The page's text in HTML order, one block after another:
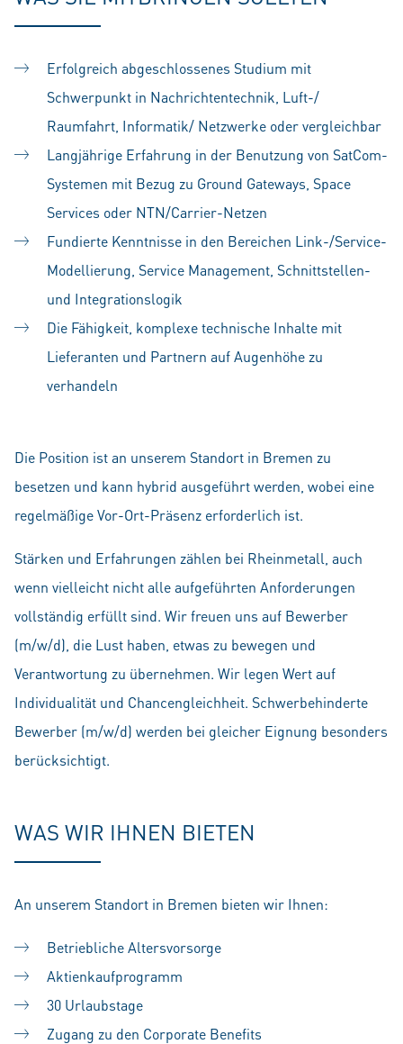
Erfolgreich abgeschlossenes Studium mit
Schwerpunkt in Nachrichtentechnik, Luft-/
Raumfahrt, Informatik/ Netzwerke oder vergleichbar
Langjährige Erfahrung in der Benutzung von SatCom-
Systemen mit Bezug zu Ground Gateways, Space
Services oder NTN/Carrier-Netzen
Fundierte Kenntnisse in den Bereichen Link-/Service-
Modellierung, Service Management, Schnittstellen-
und Integrationslogik
Die Fähigkeit, komplexe technische Inhalte mit
Lieferanten und Partnern auf Augenhöhe zu
verhandeln
Die Position ist an unserem Standort in Bremen zu
besetzen und kann hybrid ausgeführt werden, wobei eine
regelmäßige Vor-Ort-Präsenz erforderlich ist.
Stärken und Erfahrungen zählen bei Rheinmetall, auch
wenn vielleicht nicht alle aufgeführten Anforderungen
vollständig erfüllt sind. Wir freuen uns auf Bewerber
(m/w/d), die Lust haben, etwas zu bewegen und
Verantwortung zu übernehmen. Wir legen Wert auf
Individualität und Chancengleichheit. Schwerbehinderte
Bewerber (m/w/d) werden bei gleicher Eignung besonders
berücksichtigt.
WAS WIR IHNEN BIETEN
An unserem Standort in Bremen bieten wir Ihnen:
Betriebliche Altersvorsorge
Aktienkaufprogramm
30 Urlaubstage
Zugang zu den Corporate Benefits